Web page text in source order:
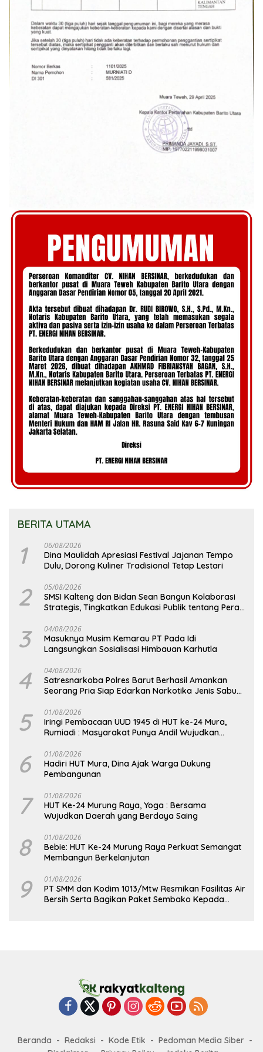
BERITA UTAMA
1 06/08/2026
Dina Maulidah Apresiasi Festival Jajanan Tempo
Dulu, Dorong Kuliner Tradisional Tetap Lestari
2 05/08/2026
SMSI Kalteng dan Bidan Sean Bangun Kolaborasi
Strategis, Tingkatkan Edukasi Publik tentang Peran
3 04/08/2026
Masuknya Musim Kemarau PT Pada Idi
Langsungkan Sosialisasi Himbauan Karhutla
4 04/08/2026
Satresnarkoba Polres Barut Berhasil Amankan
Seorang Pria Siap Edarkan Narkotika Jenis Sabu
5 01/08/2026
Iringi Pembacaan UUD 1945 di HUT ke-24 Mura,
Rumiadi : Masyarakat Punya Andil Wujudkan
6 01/08/2026
Hadiri HUT Mura, Dina Ajak Warga Dukung
Pembangunan
7 01/08/2026
HUT Ke-24 Murung Raya, Yoga : Bersama
Wujudkan Daerah yang Berdaya Saing
8 01/08/2026
Bebie: HUT Ke-24 Murung Raya Perkuat Semangat
Membangun Berkelanjutan
9 01/08/2026
PT SMM dan Kodim 1013/Mtw Resmikan Fasilitas Air
Bersih Serta Bagikan Paket Sembako Kepada
Beranda Redaksi Kode Etik
Pedoman Media Siber